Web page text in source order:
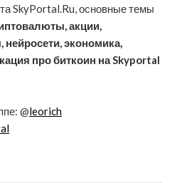
SkyPortal.Ru, основные темы
акции,
экономика,
про биткоин на Skyportal
@leorich